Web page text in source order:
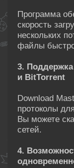
Программа
скорость
нескольких
файлы
3. Поддержка
и BitTorrent
Download
протоколы
Вы можете
сетей.
4.